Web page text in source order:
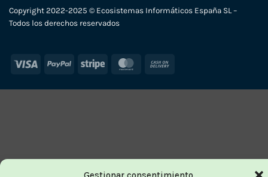
Copyright 2022-2025 © Ecosistemas Informáticos España SL –
Todos los derechos reservados
Visa PayPal Stripe MasterCard